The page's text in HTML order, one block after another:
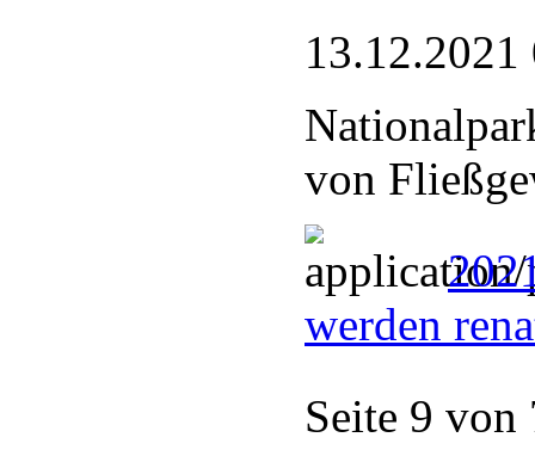
13.12.2021
von
werden
Seite 9 von